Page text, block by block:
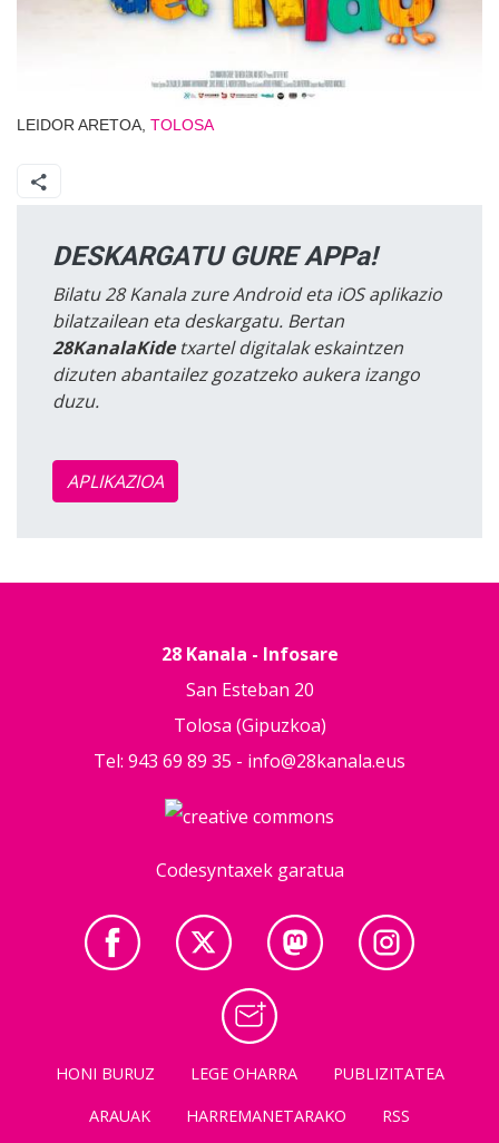
LEIDOR ARETOA, TOLOSA
DESKARGATU GURE APPa!
Bilatu 28 Kanala zure Android eta iOS aplikazio
bilatzailean eta deskargatu. Bertan
28KanalaKidetxartel digitalak eskaintzen
dizuten abantailez gozatzeko aukera izango
duzu.
APLIKAZIOA
28 Kanala - Infosare
San Esteban 20
Tolosa (Gipuzkoa)
Tel: 943 69 89 35 - info@28kanala.eus
Codesyntaxek garatua
HONI BURUZ LEGE OHARRA
PUBLIZITATEA
ARAUAK
HARREMANETARAKO RSS